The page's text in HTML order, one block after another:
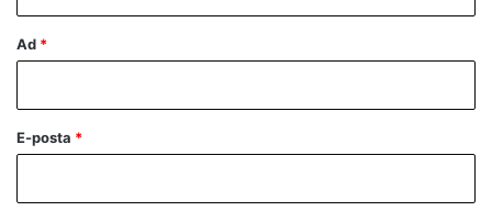
Ad *
E-posta *